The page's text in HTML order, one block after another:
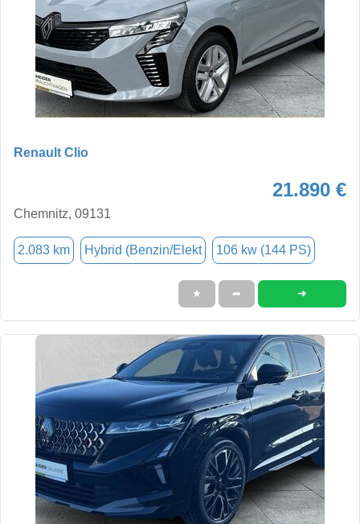
Renault Clio
21.890 €
Chemnitz, 09131
2.083 km Hybrid (Benzin/Elekt 106 kw (144 PS)
★ ➦ ➜